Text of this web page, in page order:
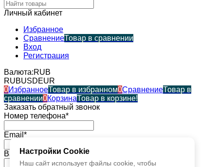
Настройки Cookie
Наш сайт использует файлы cookie, чтобы
Личный кабинет
Избранное
СравнениеТовар в сравнении
Вход
Регистрация
Валюта:RUB
RUBUSDEUR
0ИзбранноеТовар в избранном0СравнениеТовар в
сравнении0КорзинаТовар в корзине!
Заказать обратный звонок
Номер телефона*
Email*
Ваше имя*